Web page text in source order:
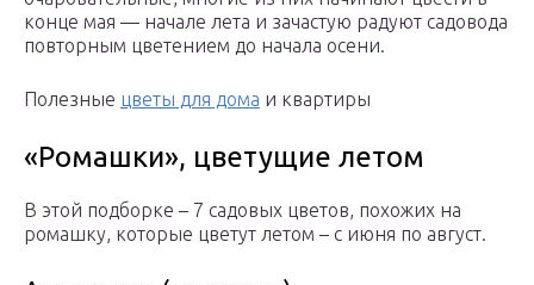
конце мая — начале лета и зачастую радуют садовода
повторным цветением до начала осени.
Полезные цветы для дома и квартиры
«Ромашки», цветущие летом
В этой подборке – 7 садовых цветов, похожих на
ромашку, которые цветут летом – с июня по август.